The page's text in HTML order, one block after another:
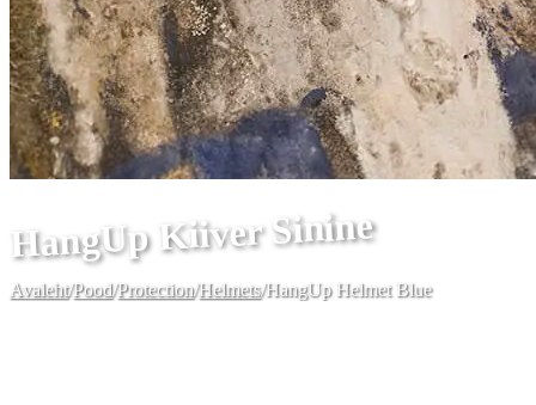
HangUp Kiiver Sinine
Avaleht/Pood/Protection/Helmets/HangUp Helmet Blue